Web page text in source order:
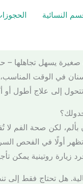
النسائية
صغيرة يسهل تجاهلها
في الوقت
إلى علاج أطول أو
لكن صحة الفم لا
تظهر أولًا في الفحص
روتينية يمكن
هل تحتاج فقط إلى